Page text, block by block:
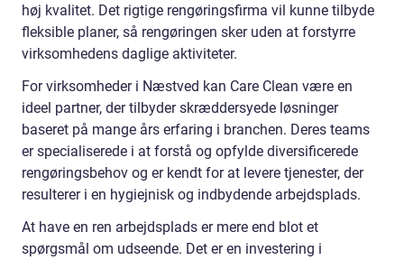
høj kvalitet. Det rigtige rengøringsfirma vil kunne tilbyde
fleksible planer, så rengøringen sker uden at forstyrre
virksomhedens daglige aktiviteter.
For virksomheder i Næstved kan Care Clean være en
ideel partner, der tilbyder skræddersyede løsninger
baseret på mange års erfaring i branchen. Deres teams
er specialiserede i at forstå og opfylde diversificerede
rengøringsbehov og er kendt for at levere tjenester, der
resulterer i en hygiejnisk og indbydende arbejdsplads.
At have en ren arbejdsplads er mere end blot et
spørgsmål om udseende. Det er en investering i